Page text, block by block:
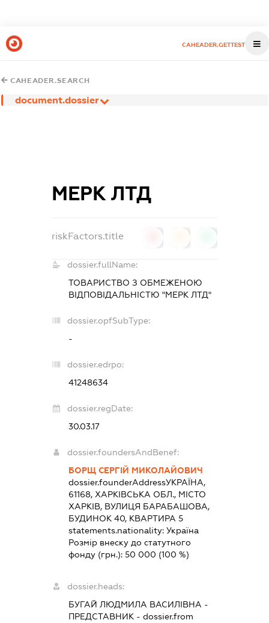
CAHEADER.GETTEST
CAHEADER.SEARCH
document.dossier
МЕРК ЛТД
riskFactors.title
dossier.fullName:
ТОВАРИСТВО З ОБМЕЖЕНОЮ
ВІДПОВІДАЛЬНІСТЮ "МЕРК ЛТД"
dossier.opfSubType:
-
dossier.edrpo:
41248634
dossier.regDate:
30.03.17
dossier.foundersAndBenef:
БОРЩ СЕРГІЙ МИКОЛАЙОВИЧ
dossier.founderAddressУКРАЇНА,
61168, ХАРКІВСЬКА ОБЛ., МІСТО
ХАРКІВ, ВУЛИЦЯ БАРАБАШОВА,
БУДИНОК 40, КВАРТИРА 5
statements.nationality:Україна
Розмір внеску до статутного
фонду (грн.):50 000 (100 %)
dossier.heads:
БУГАЙ ЛЮДМИЛА ВАСИЛІВНА -
ПРЕДСТАВНИК - dossier.from